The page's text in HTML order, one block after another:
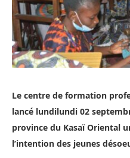
Le centre de formation
lancé lundilundi 02
province du Kasaï Oriental
l’intention des jeunes